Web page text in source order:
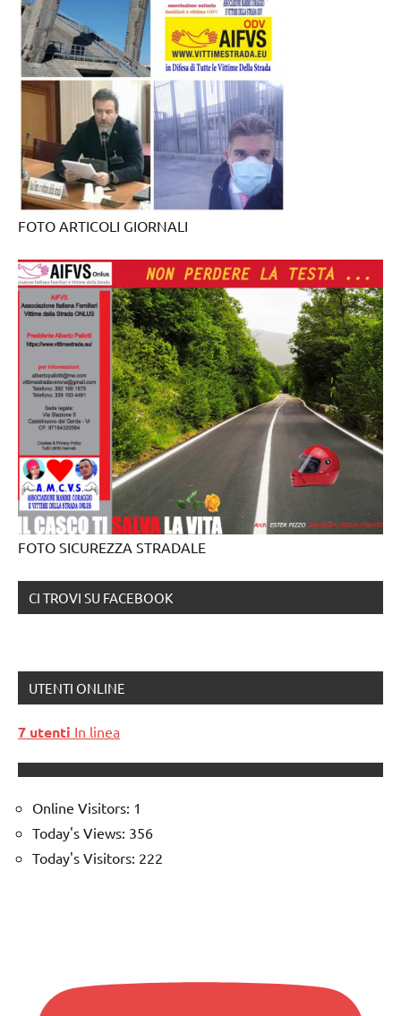
FOTO ARTICOLI GIORNALI
FOTO SICUREZZA STRADALE
CI TROVI SU FACEBOOK
UTENTI ONLINE
7 utenti In linea
Online Visitors: 1
Today's Views: 356
Today's Visitors: 222